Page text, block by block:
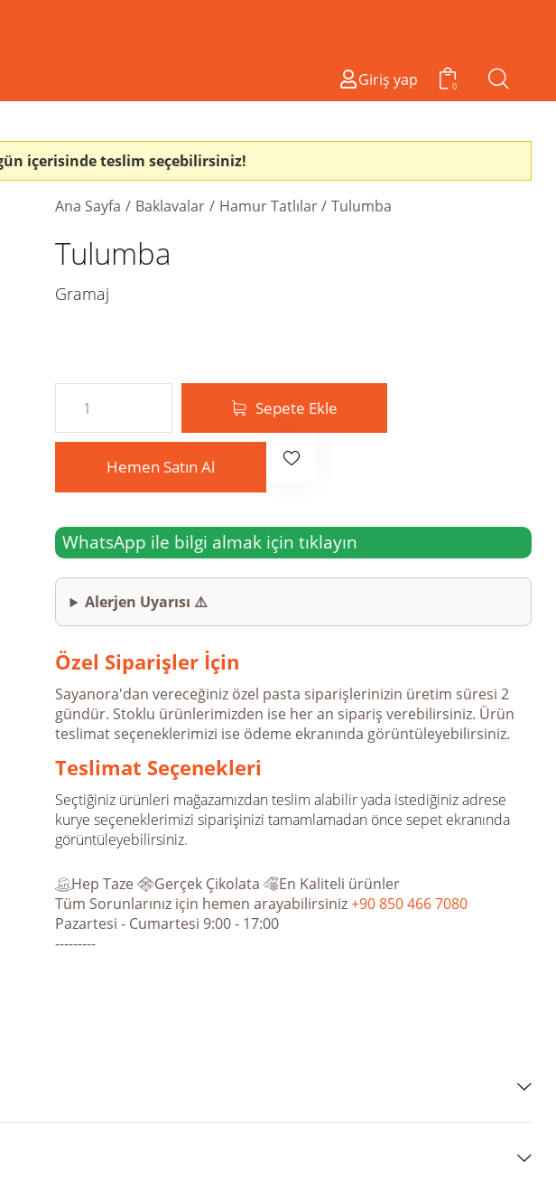
Giriş yap 0
içerisinde teslim seçebilirsiniz!
Ana Sayfa Baklavalar Hamur Tatlılar Tulumba
Tulumba
Gramaj
Sepete Ekle
Hemen Satın Al
WhatsApp ile bilgi almak için tıklayın
Alerjen Uyarısı ⚠️
Özel Siparişler İçin
Sayanora'dan vereceğiniz özel pasta siparişlerinizin üretim süresi 2
gündür. Stoklu ürünlerimizden ise her an sipariş verebilirsiniz. Ürün
teslimat seçeneklerimizi ise ödeme ekranında görüntüleyebilirsiniz.
Teslimat Seçenekleri
Seçtiğiniz ürünleri mağazamızdan teslim alabilir yada istediğiniz adrese
kurye seçeneklerimizi siparişinizi tamamlamadan önce sepet ekranında
görüntüleyebilirsiniz.
Hep Taze Gerçek Çikolata
En Kaliteli ürünler
Tüm Sorunlarınız için hemen arayabilirsiniz+90 850 466 7080
Pazartesi - Cumartesi 9:00 - 17:00
---------